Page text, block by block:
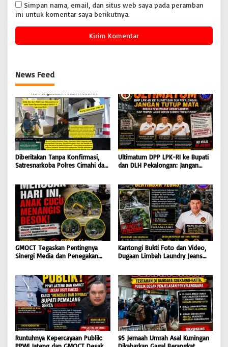
Simpan nama, email, dan situs web saya pada peramban
ini untuk komentar saya berikutnya.
News Feed
Diberitakan Tanpa Konfirmasi,
Satresnarkoba Polres Cimahi dan
Ultimatum DPP LPK-RI ke Bupati
dan DLH Pekalongan: Jangan
Jalur Hukum Sampai Tingkat
Pusat
GMOCT Tegaskan Pentingnya
Sinergi Media dan Penegakan
Kantongi Bukti Foto dan Video,
Dugaan Limbah Laundry Jeans
Hingga Kejaksaan Bertindak
Tegas
Runtuhnya Kepercayaan Publik:
95 Jemaah Umrah Asal Kuningan